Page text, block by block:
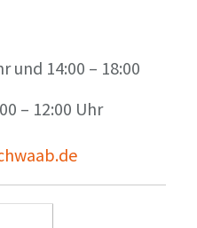
und 14:00 – 18:00
– 12:00 Uhr